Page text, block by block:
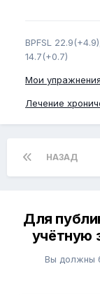
BPFSL
14.7(+0.7)
Мои
Лечение
НАЗАД
Для
учётную
Вы должны